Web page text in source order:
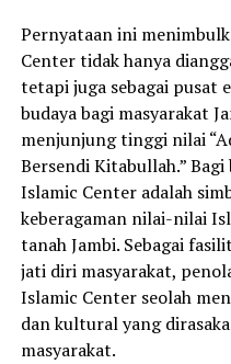
Pernyataan ini
Center tidak hanya
tetapi juga sebagai pusat
budaya bagi masyarakat
menjunjung tinggi nilai
Bersendi Kitabullah.”
Islamic Center adalah
keberagaman nilai-nilai
tanah Jambi. Sebagai
jati diri masyarakat,
Islamic Center seolah
dan kultural yang
masyarakat.